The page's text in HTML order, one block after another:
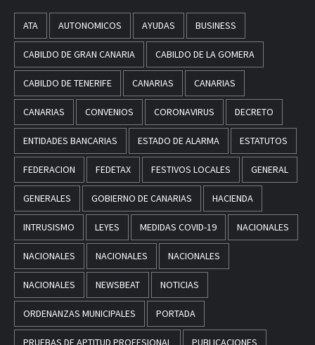
ATA AUTONOMICOS AYUDAS BUSINESS
CABILDO DE GRAN CANARIA CABILDO DE LA GOMERA
CABILDO DE TENERIFE CANARIAS CANARIAS
CANARIAS CONVENIOS CORONAVIRUS DECRETO
ENTIDADES BANCARIAS ESTADO DE ALARMA ESTATUTOS
FEDERACION FEDETAX FESTIVOS LOCALES GENERAL
GENERALES GOBIERNO DE CANARIAS HACIENDA
INTRUSISMO LEYES MEDIDAS COVID-19 NACIONALES
NACIONALES NACIONALES NACIONALES
NACIONALES NEWSBEAT NOTICIAS
ORDENANZAS MUNICIPALES PORTADA
PRUEBAS DE APTITUD PROFESIONAL PUBLICACIONES